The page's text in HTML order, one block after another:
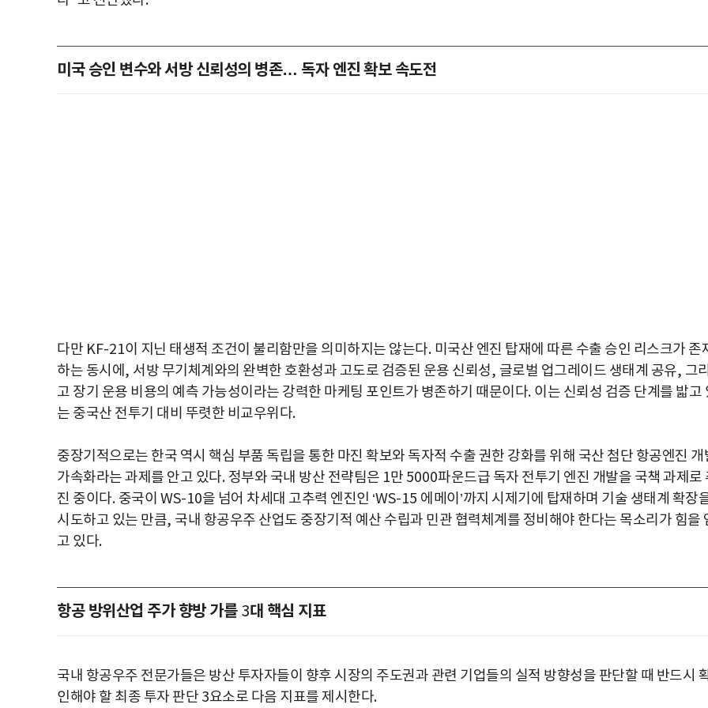
미국 승인 변수와 서방 신뢰성의 병존… 독자 엔진 확보 속도전
다만 KF-21이 지닌 태생적 조건이 불리함만을 의미하지는 않는다. 미국산 엔진 탑재에 따른 수출 승인 리스크가 존
하는 동시에 , 서방 무기체계와의 완벽한 호환성과 고도로 검증된 운용 신뢰성, 글로벌 업그레이드 생태계 공유, 그
고 장기 운용 비용의 예측 가능성이라는 강력한 마케팅 포인트가 병존하기 때문이다. 이는 신뢰성 검증 단계를 밟고
는 중국산 전투기 대비 뚜렷한 비교우위다.
중장기적으로는 한국 역시 핵심 부품 독립을 통한 마진 확보와 독자적 수출 권한 강화를 위해 국산 첨단 항공엔진 개
가속화라는 과제를 안고 있다. 정부와 국내 방산 전략팀은 1만 5000파운드급 독자 전투기 엔진 개발을 국책 과제로
진 중이다. 중국이 WS-10을 넘어 차세대 고추력 엔진인 ‘WS-15 에메이 ’까지 시제기에 탑재하며 기술 생태계 확장
시도하고 있는 만큼, 국내 항공우주 산업도 중장기적 예산 수립과 민관 협력체계를 정비해야 한다는 목소리가 힘을
고 있다.
항공 방위산업 주가 향방 가를 3대 핵심 지표
국내 항공우주 전문가들은 방산 투자자들이 향후 시장의 주도권과 관련 기업들의 실적 방향성을 판단할 때 반드시
인해야 할 최종 투자 판단 3요소로 다음 지표를 제시한다.